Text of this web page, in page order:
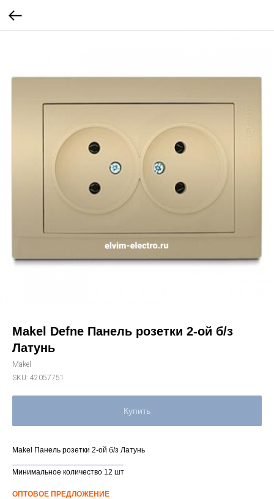
Makel Defne Панель розетки 2-ой б/з
Латунь
Makel
SKU: 42057751
Купить
Makel Панель розетки 2-ой б/з Латунь
Минимальное количество 12 шт
ОПТОВОЕ ПРЕДЛОЖЕНИЕ